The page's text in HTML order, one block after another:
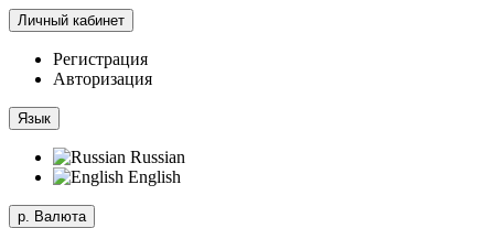
Личный кабинет
Регистрация
Авторизация
Язык
Russian
English
р. Валюта